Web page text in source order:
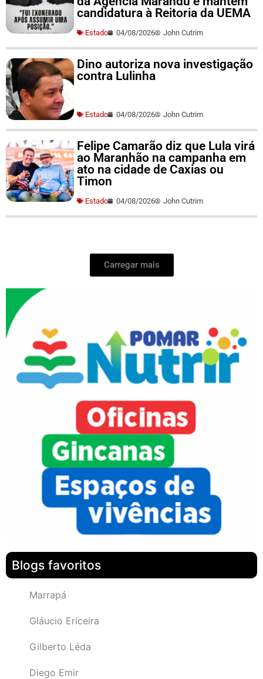
candidatura à Reitoria da UEMA
Estado 04/08/2026 John Cutrim
Dino autoriza nova investigação
contra Lulinha
Estado 04/08/2026 John Cutrim
Felipe Camarão diz que Lula virá
ao Maranhão na campanha em
ato na cidade de Caxias ou
Timon
Estado 04/08/2026 John Cutrim
Carregar mais
Blogs favoritos
Marrapá
Gláucio Ericeira
Gilberto Léda
Diego Emir